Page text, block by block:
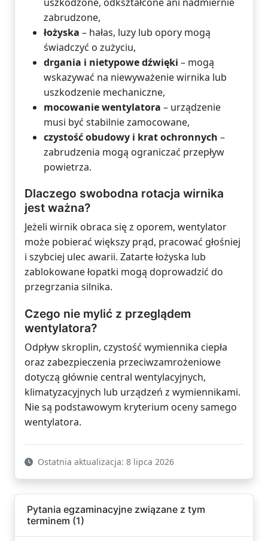
zabrudzone,
łożyska – hałas, luzy lub opory mogą
świadczyć o zużyciu,
drgania i nietypowe dźwięki – mogą
wskazywać na niewyważenie wirnika lub
uszkodzenie mechaniczne,
mocowanie wentylatora – urządzenie
musi być stabilnie zamocowane,
czystość obudowy i krat ochronnych –
zabrudzenia mogą ograniczać przepływ
powietrza.
Dlaczego swobodna rotacja wirnika
jest ważna?
Jeżeli wirnik obraca się z oporem, wentylator
może pobierać większy prąd, pracować głośniej
i szybciej ulec awarii. Zatarte łożyska lub
zablokowane łopatki mogą doprowadzić do
przegrzania silnika.
Czego nie mylić z przeglądem
wentylatora?
Odpływ skroplin, czystość wymiennika ciepła
oraz zabezpieczenia przeciwzamrożeniowe
dotyczą głównie central wentylacyjnych,
klimatyzacyjnych lub urządzeń z wymiennikami.
Nie są podstawowym kryterium oceny samego
wentylatora.
Ostatnia aktualizacja: 8 lipca 2026
Pytania egzaminacyjne związane z tym
terminem (1)